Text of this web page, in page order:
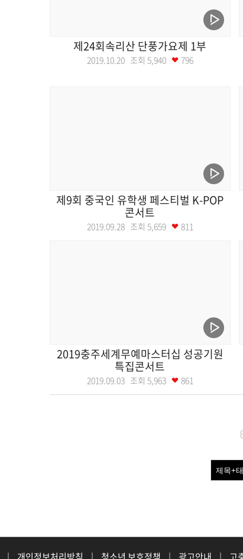
제24회속리산 단풍가요제 1부
2019.10.20 조회 5,940 796
제9회 중국인 유학생 페스티벌 K-POP
콘서트
2019.09.28 조회 5,659 811
2019충주세계무예마스터십 성공기원
특집콘서트
2019.09.03 조회 5,963 861